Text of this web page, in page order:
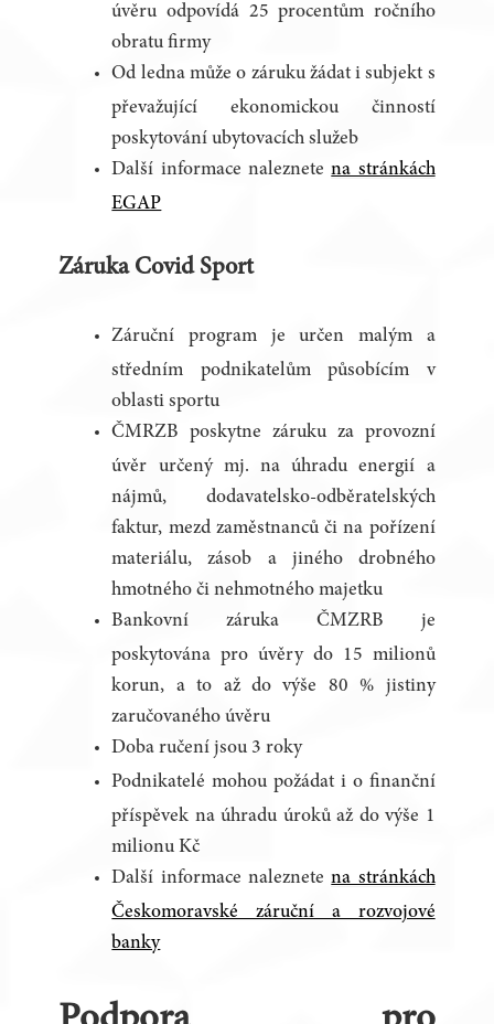
úvěru odpovídá 25 procentům ročního
obratu firmy
Od ledna může o záruku žádat i subjekt s
převažující ekonomickou činností
poskytování ubytovacích služeb
Další informace naleznetena stránkách
EGAP
Záruka Covid Sport
Záruční program je určen malým a
středním podnikatelům působícím v
oblasti sportu
ČMRZB poskytne záruku za provozní
úvěr určený mj. na úhradu energií a
nájmů, dodavatelsko-odběratelských
faktur, mezd zaměstnanců či na pořízení
materiálu, zásob a jiného drobného
hmotného či nehmotného majetku
Bankovní záruka ČMZRB je
poskytována pro úvěry do 15 milionů
korun, a to až do výše 80 % jistiny
zaručovaného úvěru
Doba ručení jsou 3 roky
Podnikatelé mohou požádat i o finanční
příspěvek na úhradu úroků až do výše 1
milionu Kč
Další informace naleznetena stránkách
Českomoravské záruční a rozvojové
banky